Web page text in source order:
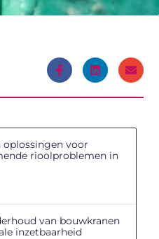
oplossingen voor
rioolproblemen in
van bouwkranen
inzetbaarheid